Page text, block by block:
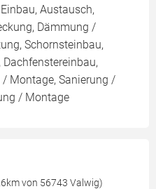
Austausch,
Dämmung /
Schornsteinbau,
Dachfenstereinbau,
Montage, Sanierung /
/ Montage
von 56743 Valwig)